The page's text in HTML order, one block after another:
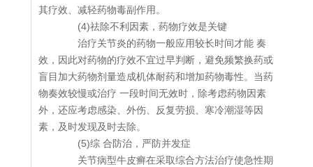
其疗效、减轻药物毒副作用。
(4)祛除不利因素，药物疗效是关键
治疗关节炎的药物一般应用较长时间才能 奏
效，因此对药物的疗效不宜过早判断，避免频繁换药或
盲目加大药物剂量造成机体耐药和增加药物毒性。当药
物奏效较慢或治疗 一段时间无效时，除考虑药物因素
外，还应考虑感染、外伤、反复劳损、寒冷潮湿等因
素，及时发现及时去除。
(5)综 合防治，严防并发症
关节病型牛皮癣在采取综合方法治疗使急性期